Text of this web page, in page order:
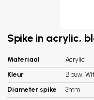
Spike in acrylic,
Materiaal
Acrylic
Kleur
Blauw, Wit
Diameter spike
3mm